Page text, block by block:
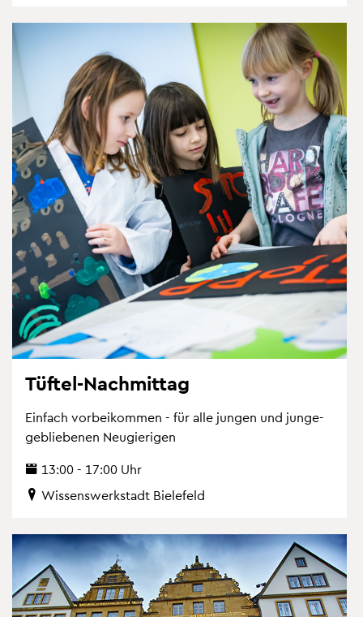
Tüf­tel-Nach­mit­tag
Ein­fach vor­bei­kom­men - für alle jun­gen und jun­ge­
ge­blie­be­nen Neu­gie­ri­gen
13:00 - 17:00 Uhr
Wis­sens­werk­stadt Bie­le­feld